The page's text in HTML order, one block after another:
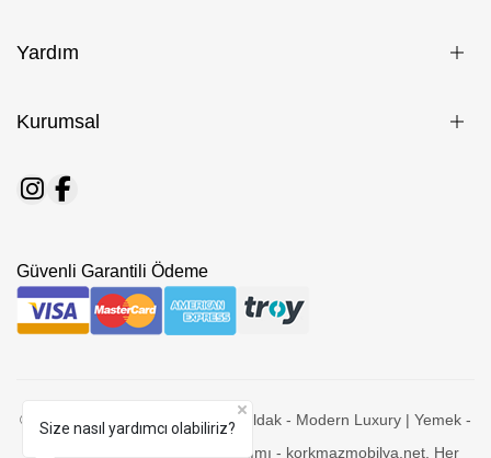
Yardım
Kurumsal
Güvenli Garantili Ödeme
© 2026 Korkmaz Mobilya - Zonguldak - Modern Luxury | Yemek -
Yatak Odası | Koltuk - Köşe Takımı - korkmazmobilya.net. Her
Size nasıl yardımcı olabiliriz?